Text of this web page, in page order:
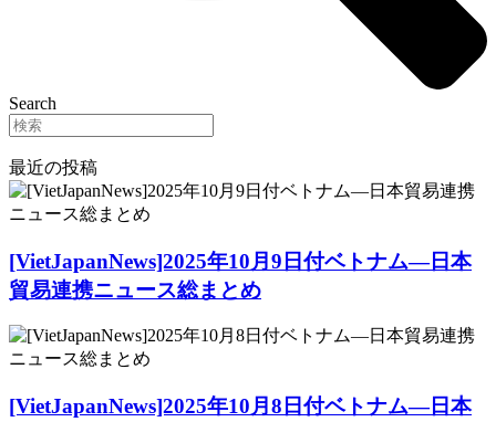
Search
最近の投稿
[VietJapanNews]2025年10月9日付ベトナム―日本
貿易連携ニュース総まとめ
[VietJapanNews]2025年10月8日付ベトナム―日本